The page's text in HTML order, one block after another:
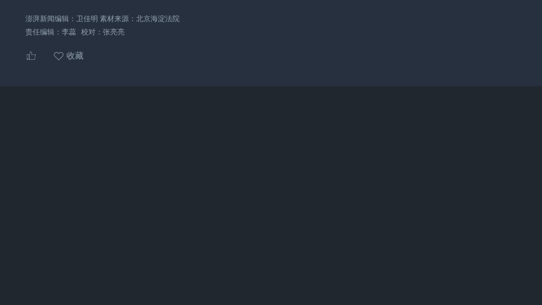
澎湃新闻编辑：卫佳明 素材来源：北京海淀法院
责任编辑： 李蕊 校对： 张亮亮
收藏